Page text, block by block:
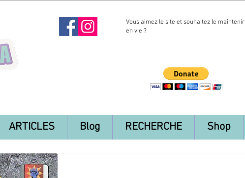
Vous aimez le site et souhaitez le maintenir
en vie ?
ARTICLES Blog RECHERCHE Shop